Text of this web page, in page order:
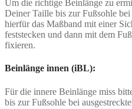
Um die richtige Beinlänge zu
Deiner Taille bis zur Fußsohle
hierfür das Maßband mit einer
feststecken und dann mit dem
fixieren.
Beinlänge innen (iBL):
Für die innere Beinlänge miss
bis zur Fußsohle bei